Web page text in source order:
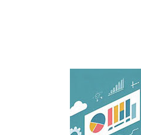
viết